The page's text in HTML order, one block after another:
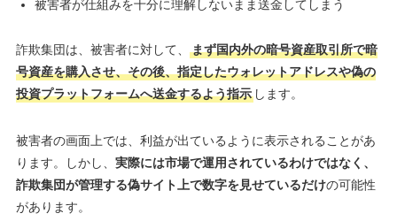
被害者が仕組みを十分に理解しないまま送金してしまう
詐欺集団は、被害者に対して、
まず国内外の暗号資産取引所で暗
号資産を購入させ、その後、指定したウォレットアドレスや偽の
投資プラットフォームへ送金するよう指示します。
被害者の画面上では、利益が出ているように表示されることがあ
ります。しかし、 実際には市場で運用されているわけではなく、
詐欺集団が管理する偽サイト上で数字を見せているだけの可能性
があります。